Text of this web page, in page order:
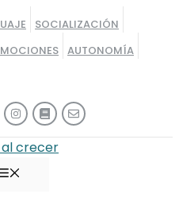
SOCIALIZACIÓN
AUTONOMÍA